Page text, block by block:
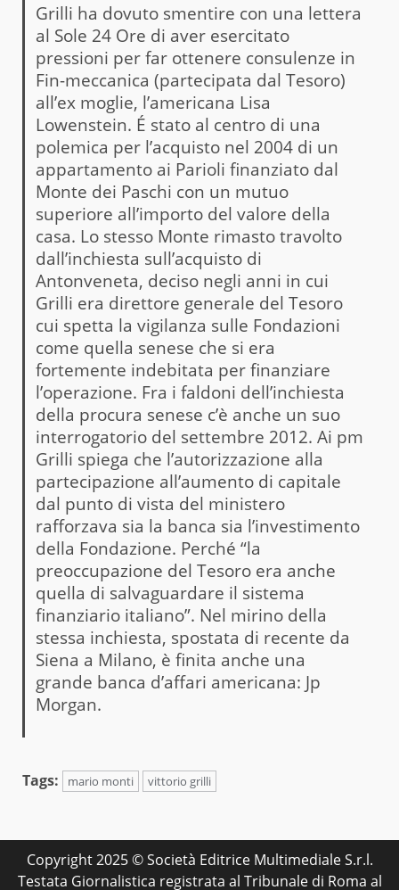
Grilli ha dovuto smentire con una lettera
al Sole 24 Ore di aver esercitato
pressioni per far ottenere consulenze in
Fin-meccanica (partecipata dal Tesoro)
all’ex moglie, l’americana Lisa
Lowenstein. É stato al centro di una
polemica per l’acquisto nel 2004 di un
appartamento ai Parioli finanziato dal
Monte dei Paschi con un mutuo
superiore all’importo del valore della
casa. Lo stesso Monte rimasto travolto
dall’inchiesta sull’acquisto di
Antonveneta, deciso negli anni in cui
Grilli era direttore generale del Tesoro
cui spetta la vigilanza sulle Fondazioni
come quella senese che si era
fortemente indebitata per finanziare
l’operazione. Fra i faldoni dell’inchiesta
della procura senese c’è anche un suo
interrogatorio del settembre 2012. Ai pm
Grilli spiega che l’autorizzazione alla
partecipazione all’aumento di capitale
dal punto di vista del ministero
rafforzava sia la banca sia l’investimento
della Fondazione. Perché “la
preoccupazione del Tesoro era anche
quella di salvaguardare il sistema
finanziario italiano”. Nel mirino della
stessa inchiesta, spostata di recente da
Siena a Milano, è finita anche una
grande banca d’affari americana: Jp
Morgan.
Tags: mario monti vittorio grilli
Copyright 2025 © Società Editrice Multimediale S.r.l.
Testata Giornalistica registrata al Tribunale di Roma al